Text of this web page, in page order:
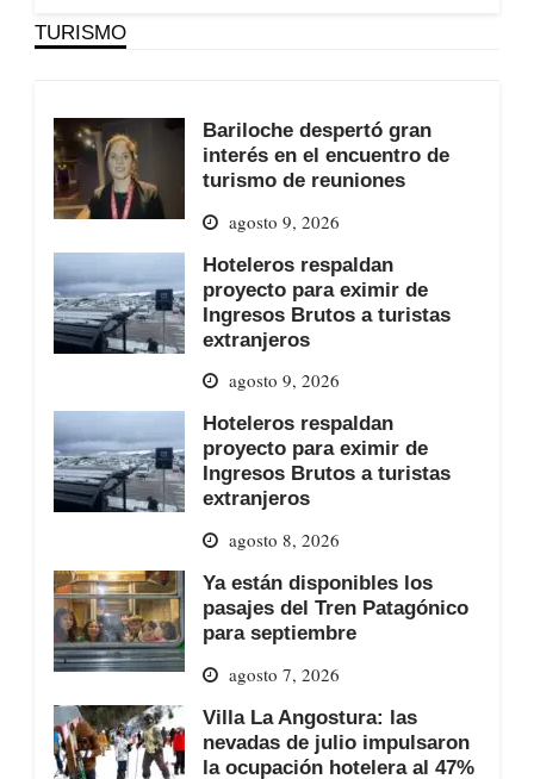
TURISMO
Bariloche despertó gran
interés en el encuentro de
turismo de reuniones
agosto 9, 2026
Hoteleros respaldan
proyecto para eximir de
Ingresos Brutos a turistas
extranjeros
agosto 9, 2026
Hoteleros respaldan
proyecto para eximir de
Ingresos Brutos a turistas
extranjeros
agosto 8, 2026
Ya están disponibles los
pasajes del Tren Patagónico
para septiembre
agosto 7, 2026
Villa La Angostura: las
nevadas de julio impulsaron
la ocupación hotelera al 47%